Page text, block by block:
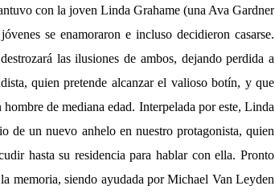
con la joven Linda Grahame (una Ava Gardner
se enamoraron e incluso decidieron casarse.
las ilusiones de ambos, dejando perdida a
quien pretende alcanzar el valioso botín, y que
de mediana edad. Interpelada por este, Linda
de un nuevo anhelo en nuestro protagonista, quien
hasta su residencia para hablar con ella. Pronto
memoria, siendo ayudada por Michael Van Leyden